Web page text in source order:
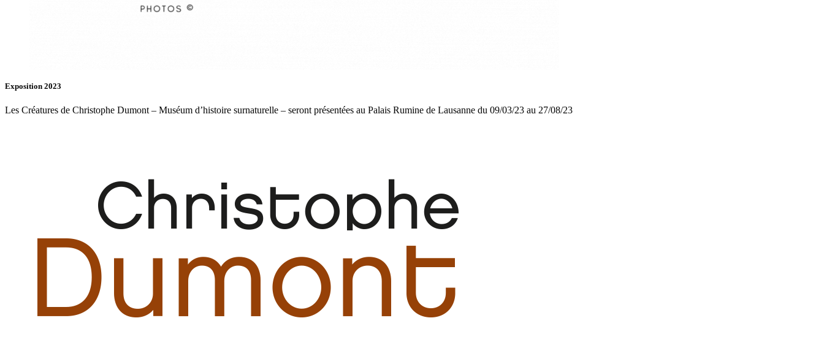
Exposition 2023
Les Créatures de Christophe Dumont – Muséum d’histoire surnaturelle – seront présentées au Palais Rumine de Lausanne du 09/03/23 au 27/08/23